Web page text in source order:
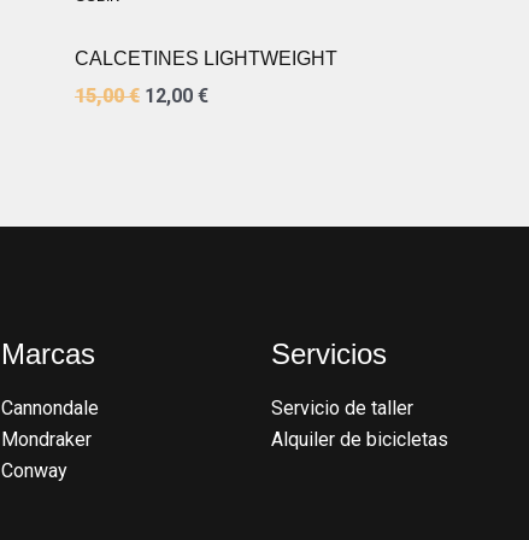
CALCETINES LIGHTWEIGHT
15,00€ 12,00 €
Marcas
Cannondale
Mondraker
Conway
Servicios
Servicio de taller
Alquiler de bicicletas